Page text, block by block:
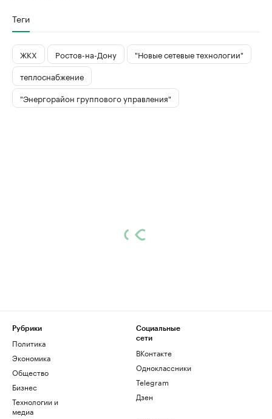
Теги
ЖКХ Ростов-на-Дону
"Новые сетевые технологии"
теплоснабжение
"Энергорайон группового управления"
Рубрики
Политика
Экономика
Общество
Бизнес
Технологии и
медиа
Социальные
сети
ВКонтакте
Одноклассники
Telegram
Дзен